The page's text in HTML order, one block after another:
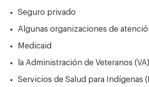
Seguro privado
Algunas organizaciones de
Medicaid
la Administración de Veteranos (VA)
Servicios de Salud para Indígenas